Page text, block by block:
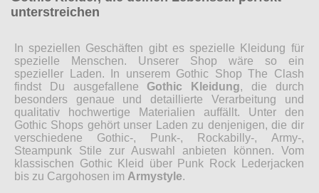
unterstreichen
In speziellen Geschäften gibt es spezielle Kleidung für
spezielle Menschen. Unserer Shop wäre so ein
spezieller Laden. In unserem Gothic Shop The Clash
findst Du ausgefallene Gothic Kleidung, die durch
besonders genaue und detaillierte Verarbeitung und
qualitativ hochwertige Materialien auffällt. Unter den
Gothic Shops gehört unser Laden zu denjenigen, die dir
verschiedene Gothic-, Punk-, Rockabilly-, Army-,
Steampunk Stile zur Auswahl anbieten können. Vom
klassischen Gothic Kleid über Punk Rock Lederjacken
bis zu Cargohosen im Armystyle.